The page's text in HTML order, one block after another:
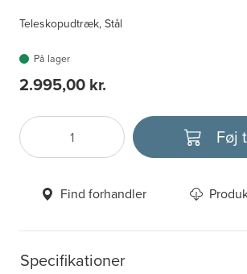
Specifikationer
Teleskopudtræk, Stål
På lager
2.995,00 kr.
Antal
Vælg enhed Føj
Find forhandler